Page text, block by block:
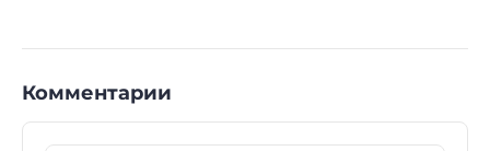
Комментарии